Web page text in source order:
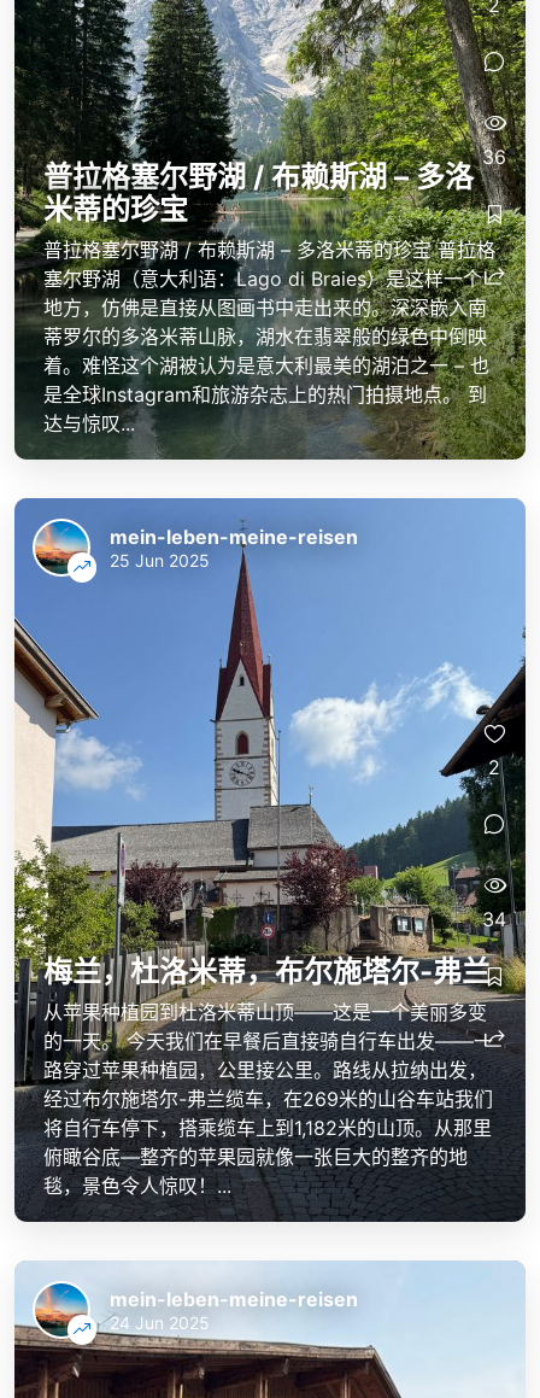
普拉格塞尔野湖 / 布赖斯湖 – 多洛
米蒂的珍宝
普拉格塞尔野湖 / 布赖斯湖 – 多洛米蒂的珍宝 普拉格
塞尔野湖（意大利语：Lago di Braies）是这样一个
地方，仿佛是直接从图画书中走出来的。深深嵌入南
蒂罗尔的多洛米蒂山脉，湖水在翡翠般的绿色中倒映
着。难怪这个湖被认为是意大利最美的湖泊之一 – 也
是全球Instagram和旅游杂志上的热门拍摄地点。 到
达与惊叹...
2
36
梅兰，杜洛米蒂，布尔施塔尔-弗兰
从苹果种植园到杜洛米蒂山顶——这是一个美丽多变
的一天。 今天我们在早餐后直接骑自行车出发——一
路穿过苹果种植园，公里接公里。路线从拉纳出发，
经过布尔施塔尔-弗兰缆车，在269米的山谷车站我们
将自行车停下，搭乘缆车上到1,182米的山顶。从那里
俯瞰谷底—整齐的苹果园就像一张巨大的整齐的地
毯，景色令人惊叹！...
mein-leben-meine-reisen
25 Jun 2025
2
34
mein-leben-meine-reisen
24 Jun 2025